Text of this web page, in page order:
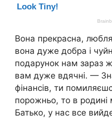
Вона прекрасна,
вона дуже добра і
подарунок нам зараз
вам дуже вдячні. —
фінансів, ти
порожньо, то в
Батько, у нас все